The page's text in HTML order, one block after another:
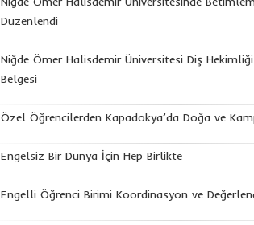
Düzenlendi
Niğde Ömer Halisdemir Üniversitesi Diş
Belgesi
Özel Öğrencilerden Kapadokya’da Doğa ve
Engelsiz Bir Dünya İçin Hep Birlikte
Engelli Öğrenci Birimi Koordinasyon ve